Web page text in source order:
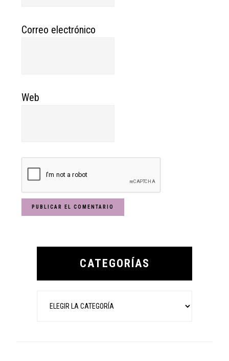
Correo electrónico
Web
Primary
CATEGORÍAS